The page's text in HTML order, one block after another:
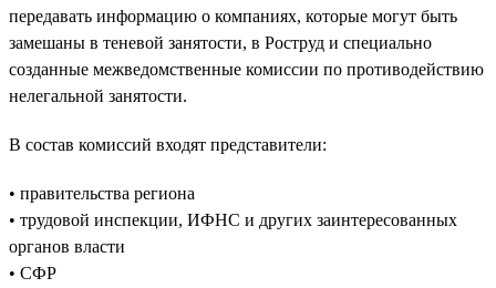
передавать информацию о компаниях, которые могут быть
замешаны в теневой занятости, в Роструд и специально
созданные межведомственные комиссии по противодействию
нелегальной занятости.
В состав комиссий входят представители:
• правительства региона
• трудовой инспекции, ИФНС и других заинтересованных
органов власти
• СФР